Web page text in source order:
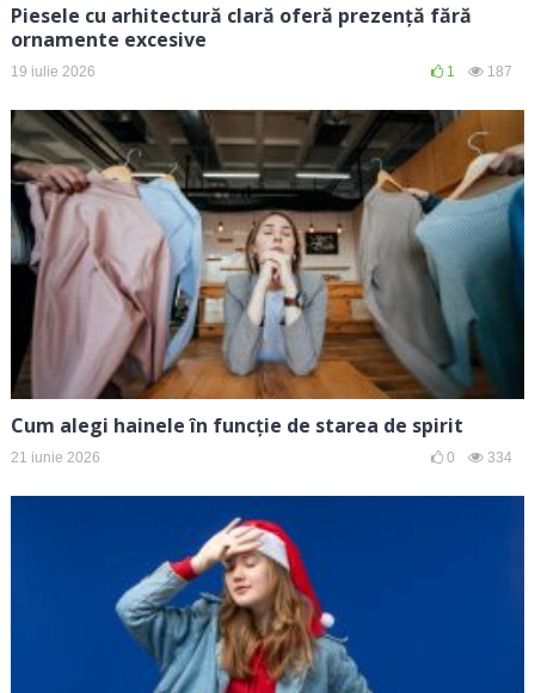
Piesele cu arhitectură clară oferă prezență fără
ornamente excesive
19 iulie 2026 1 187
Cum alegi hainele în funcție de starea de spirit
21 iunie 2026 0 334